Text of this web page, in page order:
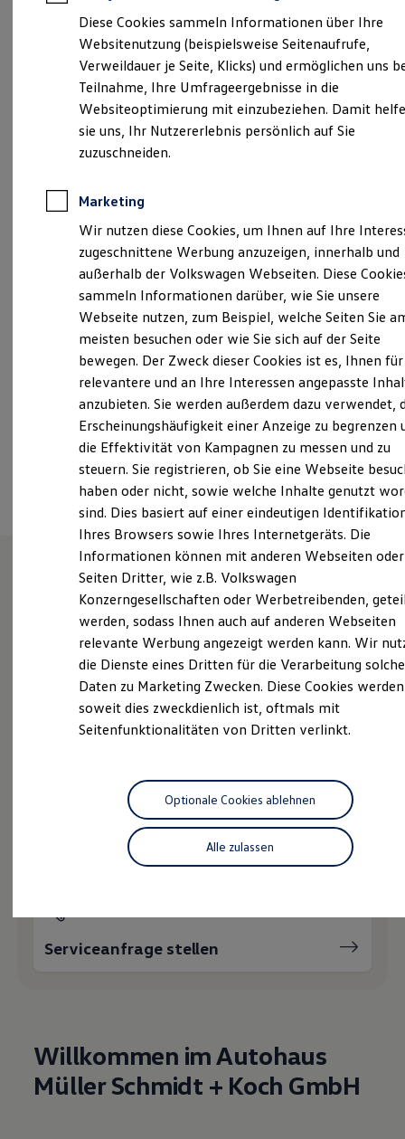
Restschuldversicherungen
Garantien
Wartungsverträge
Geschäftskunden
Professional Class bei Volkswagen
Großkunden
Behörden
Direktkunden
Sonderfahrzeuge
Anpfiff zum Gewinn
Elektroautos
ID. Tutorials
Elektrofahrzeugkonzepte
Reichweite
Reichweite der ID. Modelle
Reichweite im Winter
Laden
Laden unterwegs
Laden Zuhause
Ladestationen finden
Ladezeitensimulator
Batterie
Sicherheit
Garantie und Lebensdauer
Nachhaltigkeit
Technologie
Kosten und Kauf
Verbrauchskosten
Kaufoptionen
E-Auto-Förderung
Software und Konnektivität
ID. Software Versionen und Updates
Digitale Extras
Schnittstellen zu Ihrem ID.
Hybridautos
Marke und Erlebnis
Volkswagen R und R Experience
R-Modelle
Driving Experience
Volkswagen entdecken
Lifestyle Shop
T-Roc Kollektion
Golf Kollektion
ID. Kollektion
Volkswagen Kollektion
R-Kollektion
Besitzer und Service
myVolkswagen
Räder und Reifen
Pannen- und Unfallhilfe
Economy Service
Verantwortlich für die Inhalte auf dieser Seite ist die Autohaus
Syker Straße 49 - 53, 27751 Delmenhorst
del@schmidt-und-koch.de
+49 4221 973050
Montag- Freitag 07:00 -18:00 Uhr
Samstag
09:00-13:00 Uhr
Sonntag
Geschlossen
Ansprechpartner
Wie können wir
Ihnen weiterhelfen?
Fahrzeugangebot anfordern
Serviceanfrage stellen
Willkommen im Autohaus
Müller Schmidt + Koch GmbH
Diese Cookies sammeln Informationen über Ihre
Websitenutzung (beispielsweise Seitenaufrufe,
Verweildauer je Seite, Klicks) und ermöglichen uns
Teilnahme, Ihre Umfrageergebnisse in die
Websiteoptimierung mit einzubeziehen. Damit
sie uns, Ihr Nutzererlebnis persönlich auf Sie
zuzuschneiden.
Marketing
Wir nutzen diese Cookies, um Ihnen auf Ihre
zugeschnittene Werbung anzuzeigen, innerhalb und
außerhalb der Volkswagen Webseiten. Diese
sammeln Informationen darüber, wie Sie unsere
Webseite nutzen, zum Beispiel, welche Seiten Sie
meisten besuchen oder wie Sie sich auf der Seite
bewegen. Der Zweck dieser Cookies ist es, Ihnen für
relevantere und an Ihre Interessen angepasste
anzubieten. Sie werden außerdem dazu verwendet,
Erscheinungshäufigkeit einer Anzeige zu begrenzen
die Effektivität von Kampagnen zu messen und zu
steuern. Sie registrieren, ob Sie eine Webseite
haben oder nicht, sowie welche Inhalte genutzt
sind. Dies basiert auf einer eindeutigen
Ihres Browsers sowie Ihres Internetgeräts. Die
Informationen können mit anderen Webseiten oder
Seiten Dritter, wie z.B. Volkswagen
Konzerngesellschaften oder Werbetreibenden,
werden, sodass Ihnen auch auf anderen Webseiten
relevante Werbung angezeigt werden kann. Wir
die Dienste eines Dritten für die Verarbeitung
Daten zu Marketing Zwecken. Diese Cookies
soweit dies zweckdienlich ist, oftmals mit
Seitenfunktionalitäten von Dritten verlinkt.
Alle zulassen
Optionale Cookies ablehnen